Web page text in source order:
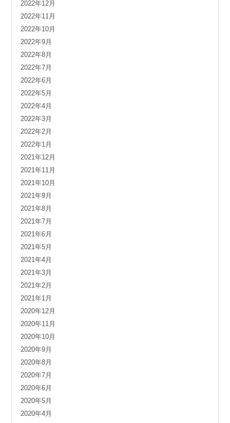
2022年12月
2022年11月
2022年10月
2022年9月
2022年8月
2022年7月
2022年6月
2022年5月
2022年4月
2022年3月
2022年2月
2022年1月
2021年12月
2021年11月
2021年10月
2021年9月
2021年8月
2021年7月
2021年6月
2021年5月
2021年4月
2021年3月
2021年2月
2021年1月
2020年12月
2020年11月
2020年10月
2020年9月
2020年8月
2020年7月
2020年6月
2020年5月
2020年4月